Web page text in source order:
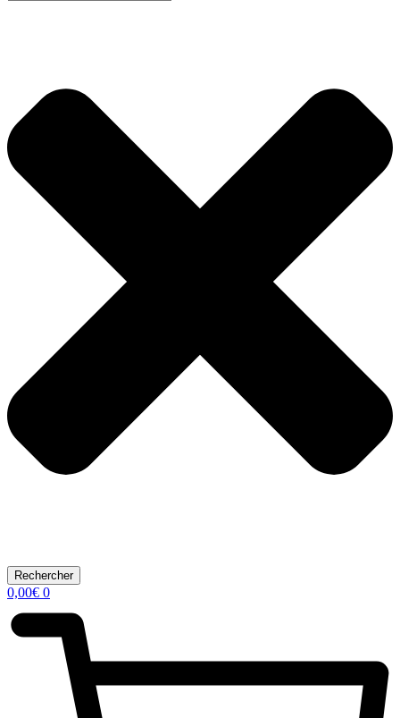
Rechercher
0,00€ 0